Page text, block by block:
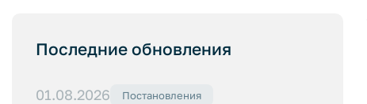
Последние обновления
01.08.2026 Постановления